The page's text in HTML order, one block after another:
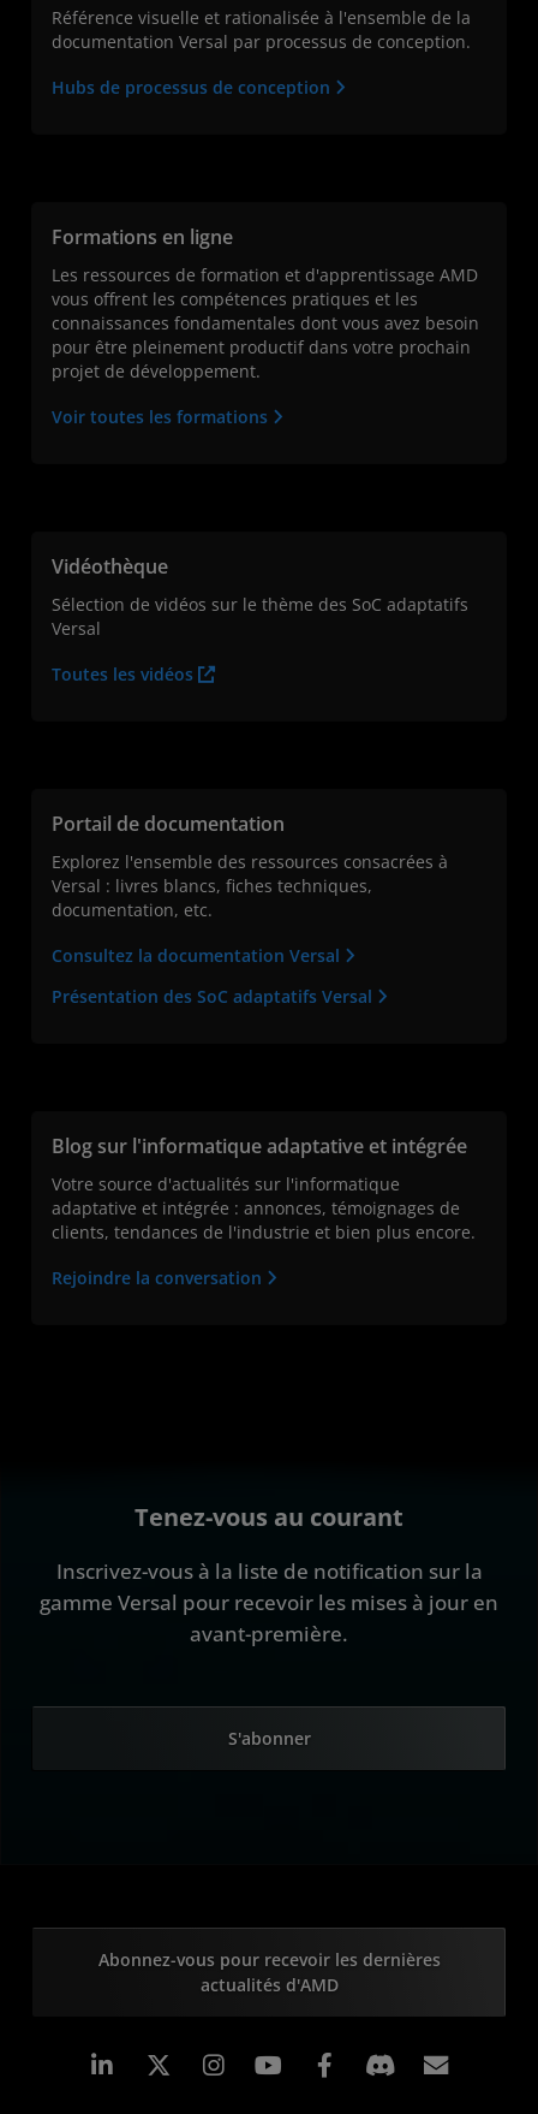
Référence visuelle et rationalisée à l'ensemble de la
documentation Versal par processus de conception.
Hubs de processus de conception
Formations en ligne
Les ressources de formation et d'apprentissage AMD
vous offrent les compétences pratiques et les
connaissances fondamentales dont vous avez besoin
pour être pleinement productif dans votre prochain
projet de développement.
Voir toutes les formations
Vidéothèque
Sélection de vidéos sur le thème des SoC adaptatifs
Versal
Toutes les vidéos
Portail de documentation
Explorez l'ensemble des ressources consacrées à
Versal : livres blancs, fiches techniques,
documentation, etc.
Consultez la documentation Versal
Présentation des SoC adaptatifs Versal
Blog sur l'informatique adaptative et intégrée
Votre source d'actualités sur l'informatique
adaptative et intégrée : annonces, témoignages de
clients, tendances de l'industrie et bien plus encore.
Rejoindre la conversation
Tenez-vous au courant
Inscrivez-vous à la liste de notification sur la
gamme Versal pour recevoir les mises à jour en
avant-première.
S'abonner
Abonnez-vous pour recevoir les dernières
actualités d'AMD
LinkedIn Instagram Facebook